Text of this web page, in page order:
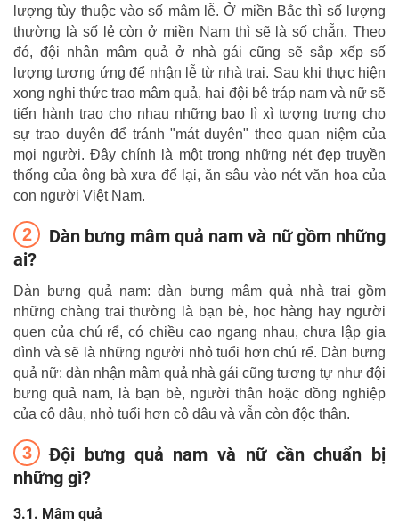
lượng tùy thuộc vào số mâm lễ. Ở miền Bắc thì số lượng
thường là số lẻ còn ở miền Nam thì sẽ là số chẵn. Theo
đó, đội nhân mâm quả ở nhà gái cũng sẽ sắp xếp số
lượng tương ứng để nhận lễ từ nhà trai. Sau khi thực hiện
xong nghi thức trao mâm quả, hai đội bê tráp nam và nữ sẽ
tiến hành trao cho nhau những bao lì xì tượng trưng cho
sự trao duyên để tránh "mát duyên" theo quan niệm của
mọi người. Đây chính là một trong những nét đẹp truyền
thống của ông bà xưa để lại, ăn sâu vào nét văn hoa của
con người Việt Nam.
Dàn bưng mâm quả nam và nữ gồm những
ai?
Dàn bưng quả nam: dàn bưng mâm quả nhà trai gồm
những chàng trai thường là bạn bè, học hàng hay người
quen của chú rể, có chiều cao ngang nhau, chưa lập gia
đình và sẽ là những người nhỏ tuổi hơn chú rể. Dàn bưng
quả nữ: dàn nhận mâm quả nhà gái cũng tương tự như đội
bưng quả nam, là bạn bè, người thân hoặc đồng nghiệp
của cô dâu, nhỏ tuổi hơn cô dâu và vẫn còn độc thân.
Đội bưng quả nam và nữ cần chuẩn bị
những gì?
Mâm quả